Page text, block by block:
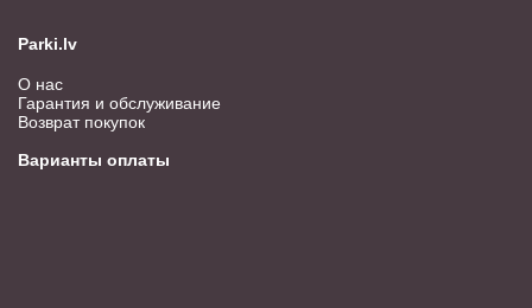
Parki.lv
О нас
Гарантия и обслуживание
Возврат покупок
Варианты оплаты